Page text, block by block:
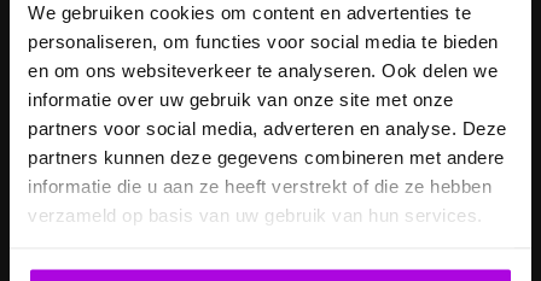
We gebruiken cookies om content en advertenties te
personaliseren, om functies voor social media te bieden
en om ons websiteverkeer te analyseren. Ook delen we
informatie over uw gebruik van onze site met onze
partners voor social media, adverteren en analyse. Deze
partners kunnen deze gegevens combineren met andere
informatie die u aan ze heeft verstrekt of die ze hebben
verzameld op basis van uw gebruik van hun services.
Je hond wordt
geopereerd – wat
kan je
verwachten?
Je kat naar een
pension brengen
Je kat wordt
geopereerd – wat
kan je
Je kater laten